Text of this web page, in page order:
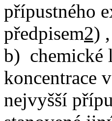
přípustného
předpisem2) ,
b) chemické
koncentrace
nejvyšší